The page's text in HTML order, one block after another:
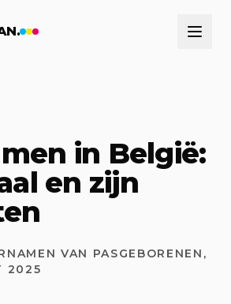
in België:
en zijn
VAN PASGEBORENEN,
2025